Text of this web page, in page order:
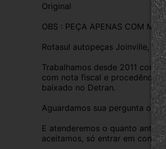
Original
OBS : PEÇA APENAS COM
Rotasul autopeças Joinville,
Trabalhamos desde 2011 com
com nota fiscal e procedência,
baixado no Detran.
Aguardamos sua pergunta ou
E atenderemos o quanto
aceitamos, só entrar em